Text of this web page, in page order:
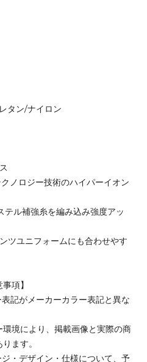
タン/ナイロン
ノロジー技術のハイパーイオン
テル補強糸を編み込み強度アッ
ツユニフォームにも合わせやす
項】
記がメーカーカラー表記と異な
境により、掲載画像と実際の商
ます。
・デザイン・仕様について、予